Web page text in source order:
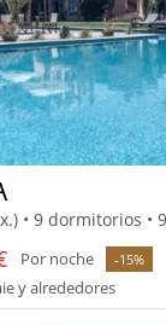
• 9 dormitorios •
Por noche -15%
y alrededores